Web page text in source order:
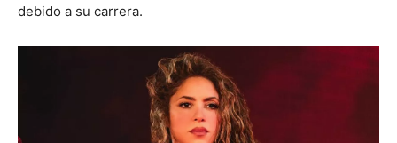
debido a su carrera.